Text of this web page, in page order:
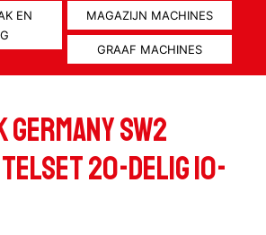
EN
MAGAZIJN MACHINES
GRAAF MACHINES
SW2
20-delig 10-